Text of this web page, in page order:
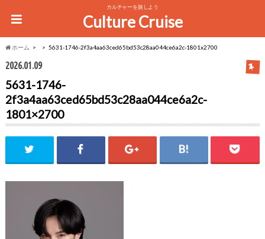
カルチャーを旅しよう
Culture Cruise
ホーム 5631-1746-2f3a4aa63ced65bd53c28aa044ce6a2c-1801x2700
2026.01.09
5631-1746-
2f3a4aa63ced65bd53c28aa044ce6a2c-
1801×2700